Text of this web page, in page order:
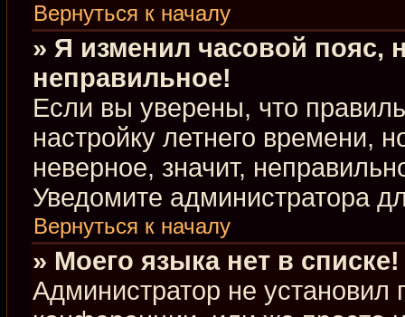
Вернуться к началу
» Я изменил часовой пояс,
неправильное!
Если вы уверены, что
настройку летнего времени,
неверное, значит,
Уведомите администратора
Вернуться к началу
» Моего языка нет в списке!
Администратор не